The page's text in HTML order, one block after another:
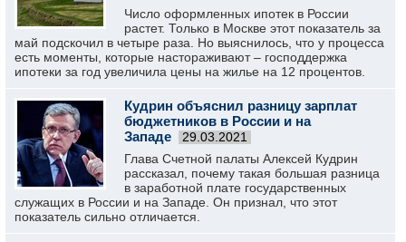
Число оформленных ипотек в России
растет. Только в Москве этот показатель за
май подскочил в четыре раза. Но выяснилось, что у процесса
есть моменты, которые настораживают – господдержка
ипотеки за год увеличила цены на жилье на 12 процентов.
Кудрин объяснил разницу зарплат
бюджетников в России и на
Западе
29.03.2021
Глава Счетной палаты Алексей Кудрин
рассказал, почему такая большая разница
в заработной плате государственных
служащих в России и на Западе. Он признал, что этот
показатель сильно отличается.